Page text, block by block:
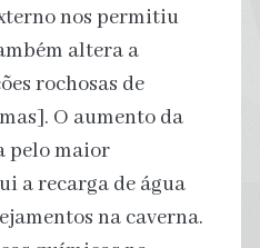
nos permitiu
altera a
rochosas de
O aumento da
pelo maior
a recarga de água
na caverna.